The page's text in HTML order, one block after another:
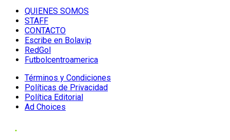
QUIENES SOMOS
STAFF
CONTACTO
Escribe en Bolavip
RedGol
Futbolcentroamerica
Términos y Condiciones
Políticas de Privacidad
Política Editorial
Ad Choices